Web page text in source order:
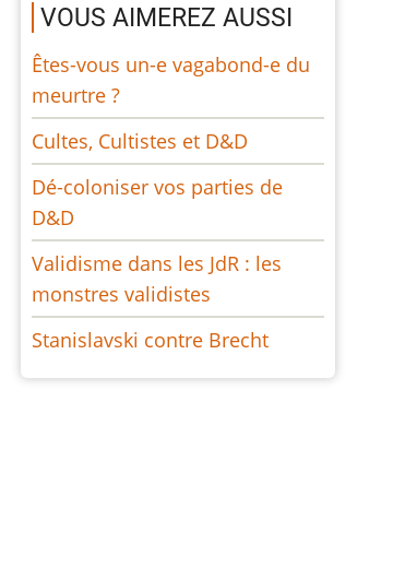
VOUS AIMEREZ AUSSI
Êtes-vous un-e vagabond-e du
meurtre ?
Cultes, Cultistes et D&D
Dé-coloniser vos parties de
D&D
Validisme dans les JdR : les
monstres validistes
Stanislavski contre Brecht